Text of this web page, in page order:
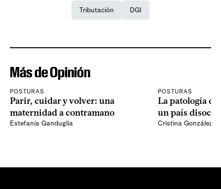
Tributación DGI
Más de Opinión
POSTURAS
Parir, cuidar y volver: una
maternidad a contramano
Estefanía Ganduglia
POSTURAS
La patología
un país
Cristina González